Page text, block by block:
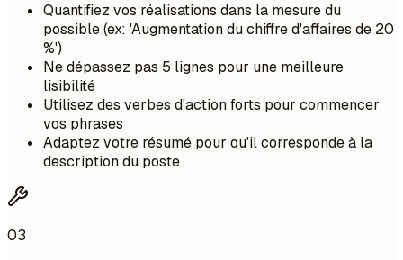
Quantifiez vos réalisations dans la mesure du
possible (ex: 'Augmentation du chiffre d'affaires de 20
%')
Ne dépassez pas 5 lignes pour une meilleure
lisibilité
Utilisez des verbes d'action forts pour commencer
vos phrases
Adaptez votre résumé pour qu'il corresponde à la
description du poste
03